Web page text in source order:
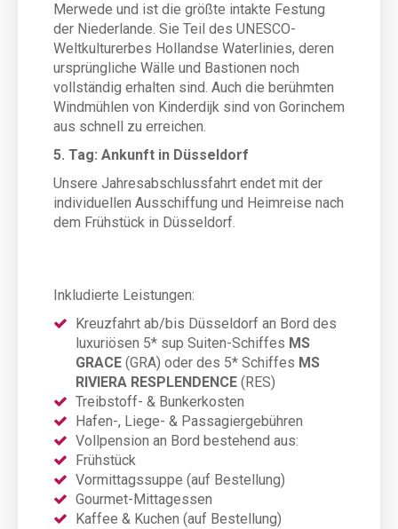
Merwede und ist die größte intakte Festung
der Niederlande. Sie Teil des UNESCO-
Weltkulturerbes Hollandse Waterlinies, deren
ursprüngliche Wälle und Bastionen noch
vollständig erhalten sind. Auch die berühmten
Windmühlen von Kinderdijk sind von Gorinchem
aus schnell zu erreichen.
5. Tag: Ankunft in Düsseldorf
Unsere Jahresabschlussfahrt endet mit der
individuellen Ausschiffung und Heimreise nach
dem Frühstück in Düsseldorf.
Inkludierte Leistungen:
Kreuzfahrt ab/bis Düsseldorf an Bord des
luxuriösen 5* sup Suiten-Schiffes MS
GRACE (GRA) oder des 5* Schiffes MS
RIVIERA RESPLENDENCE (RES)
Treibstoff- & Bunkerkosten
Hafen-, Liege- & Passagiergebühren
Vollpension an Bord bestehend aus:
Frühstück
Vormittagssuppe (auf Bestellung)
Gourmet-Mittagessen
Kaffee & Kuchen (auf Bestellung)